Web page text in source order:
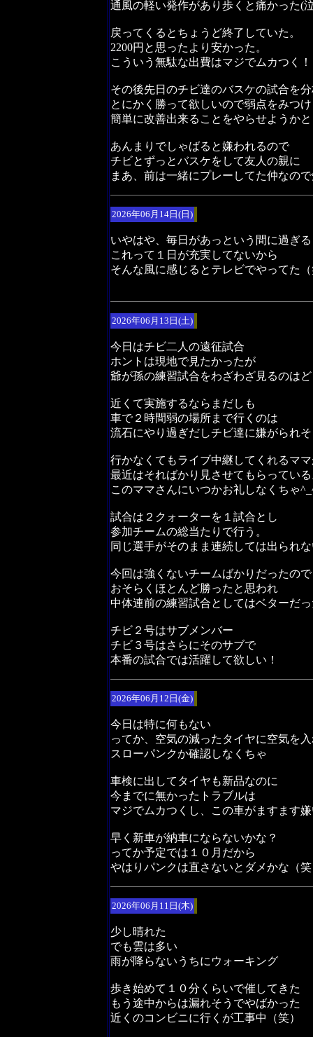
通風の軽い発作があり歩くと痛かった(
戻ってくるとちょうど終了していた。
2200円と思ったより安かった。
こういう無駄な出費はマジでムカつく！
その後先日のチビ達のバスケの試合を
とにかく勝って欲しいので弱点をみつけ
簡単に改善出来ることをやらせようか
あんまりでしゃばると嫌われるので
チビとずっとバスケをして友人の親に
まあ、前は一緒にプレーしてた仲なの
2026年06月14日(日)
いやはや、毎日があっという間に過ぎる
これって１日が充実してないから
そんな風に感じるとテレビでやってた
2026年06月13日(土)
今日はチビ二人の遠征試合
ホントは現地で見たかったが
爺が孫の練習試合をわざわざ見るのは
近くて実施するならまだしも
車で２時間弱の場所まで行くのは
流石にやり過ぎだしチビ達に嫌がられ
行かなくてもライブ中継してくれるマ
最近はそればかり見させてもらってい
このママさんにいつかお礼しなくちゃ
試合は２クォーターを１試合とし
参加チームの総当たりで行う。
同じ選手がそのまま連続しては出られ
今回は強くないチームばかりだったので
おそらくほとんど勝ったと思われ
中体連前の練習試合としてはベターだ
チビ２号はサブメンバー
チビ３号はさらにそのサブで
本番の試合では活躍して欲しい！
2026年06月12日(金)
今日は特に何もない
ってか、空気の減ったタイヤに空気を
スローパンクか確認しなくちゃ
車検に出してタイヤも新品なのに
今までに無かったトラブルは
マジでムカつくし、この車がますます
早く新車が納車にならないかな？
ってか予定では１０月だから
やはりパンクは直さないとダメかな（
2026年06月11日(木)
少し晴れた
でも雲は多い
雨が降らないうちにウォーキング
歩き始めて１０分くらいで催してきた
もう途中からは漏れそうでやばかった
近くのコンビニに行くが工事中（笑）